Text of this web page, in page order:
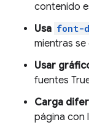
contenido
Usa font-
mientras
Usar
fuentes
Carga
página con